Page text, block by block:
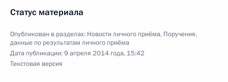
Статус материала
Опубликован в разделах: Новости личного приёма, Поручения,
данные по результатам личного приёма
Дата публикации:9 апреля 2014 года, 15:42
Текстовая версия